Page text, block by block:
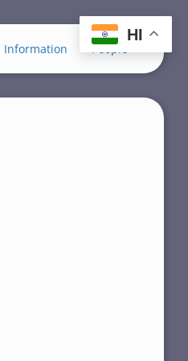
Information People
HI